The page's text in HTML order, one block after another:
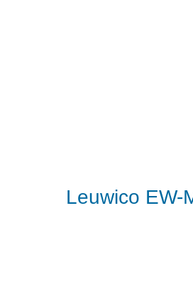
Leuwico EW-